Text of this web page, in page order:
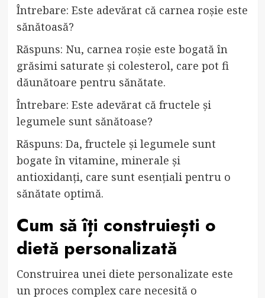
Întrebare: Este adevărat că carnea roșie este
sănătoasă?
Răspuns: Nu, carnea roșie este bogată în
grăsimi saturate și colesterol, care pot fi
dăunătoare pentru sănătate.
Întrebare: Este adevărat că fructele și
legumele sunt sănătoase?
Răspuns: Da, fructele și legumele sunt
bogate în vitamine, minerale și
antioxidanți, care sunt esențiali pentru o
sănătate optimă.
Cum să îți construiești o
dietă personalizată
Construirea unei diete personalizate este
un proces complex care necesită o